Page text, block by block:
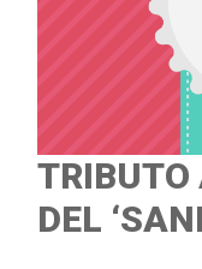
TRIBUTO
DEL